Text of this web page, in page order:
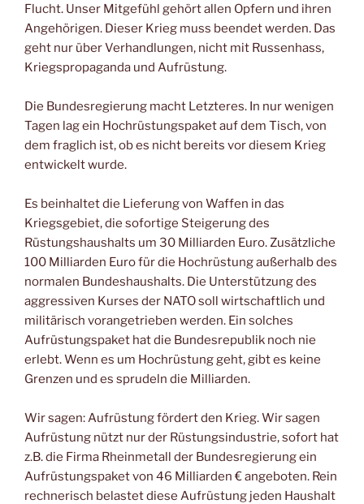
Flucht. Unser Mitgefühl gehört allen Opfern und ihren
Angehörigen. Dieser Krieg muss beendet werden. Das
geht nur über Verhandlungen, nicht mit Russenhass,
Kriegspropaganda und Aufrüstung.
Die Bundesregierung macht Letzteres. In nur wenigen
Tagen lag ein Hochrüstungspaket auf dem Tisch, von
dem fraglich ist, ob es nicht bereits vor diesem Krieg
entwickelt wurde.
Es beinhaltet die Lieferung von Waffen in das
Kriegsgebiet, die sofortige Steigerung des
Rüstungshaushalts um 30 Milliarden Euro. Zusätzliche
100 Milliarden Euro für die Hochrüstung außerhalb des
normalen Bundeshaushalts. Die Unterstützung des
aggressiven Kurses der NATO soll wirtschaftlich und
militärisch vorangetrieben werden. Ein solches
Aufrüstungspaket hat die Bundesrepublik noch nie
erlebt. Wenn es um Hochrüstung geht, gibt es keine
Grenzen und es sprudeln die Milliarden.
Wir sagen: Aufrüstung fördert den Krieg. Wir sagen
Aufrüstung nützt nur der Rüstungsindustrie, sofort hat
z.B. die Firma Rheinmetall der Bundesregierung ein
Aufrüstungspaket von 46 Milliarden € angeboten. Rein
rechnerisch belastet diese Aufrüstung jeden Haushalt